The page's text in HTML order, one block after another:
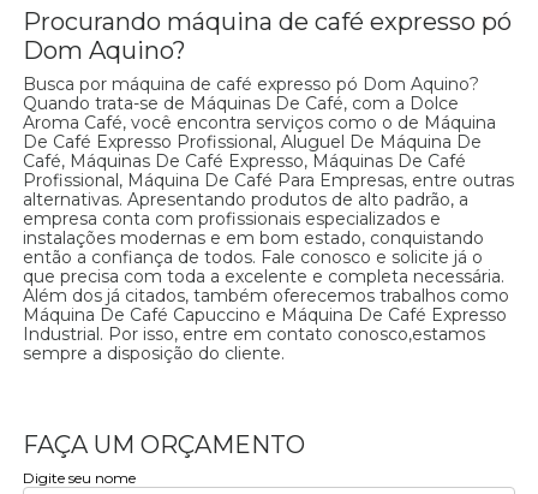
Procurando máquina de café expresso pó
Dom Aquino?
Busca por máquina de café expresso pó Dom Aquino?
Quando trata-se de Máquinas De Café, com a Dolce
Aroma Café, você encontra serviços como o de Máquina
De Café Expresso Profissional, Aluguel De Máquina De
Café, Máquinas De Café Expresso, Máquinas De Café
Profissional, Máquina De Café Para Empresas, entre outras
alternativas. Apresentando produtos de alto padrão, a
empresa conta com profissionais especializados e
instalações modernas e em bom estado, conquistando
então a confiança de todos. Fale conosco e solicite já o
que precisa com toda a excelente e completa necessária.
Além dos já citados, também oferecemos trabalhos como
Máquina De Café Capuccino e Máquina De Café Expresso
Industrial. Por isso, entre em contato conosco,estamos
sempre a disposição do cliente.
FAÇA UM ORÇAMENTO
Digite seu nome